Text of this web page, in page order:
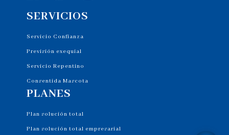
SERVICIOS
Servicio Confianza
Previsión exequial
Servicio Repentino
Consentida Mascota
PLANES
Plan solución total
Plan solución total empresarial